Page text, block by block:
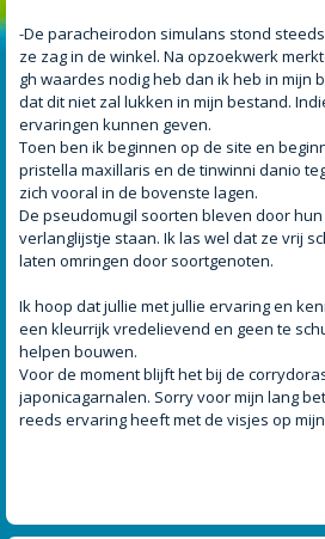
-De paracheirodon simulans stond
ze zag in de winkel. Na opzoekwerk
gh waardes nodig heb dan ik heb in mijn
dat dit niet zal lukken in mijn bestand.
ervaringen kunnen geven.
Toen ben ik beginnen op de site en
pristella maxillaris en de tinwinni danio
zich vooral in de bovenste lagen.
De pseudomugil soorten bleven door
verlanglijstje staan. Ik las wel dat ze vrij
laten omringen door soortgenoten.
Ik hoop dat jullie met jullie ervaring en
een kleurrijk vredelievend en geen te
helpen bouwen.
Voor de moment blijft het bij de
japonicagarnalen. Sorry voor mijn lang
reeds ervaring heeft met de visjes op